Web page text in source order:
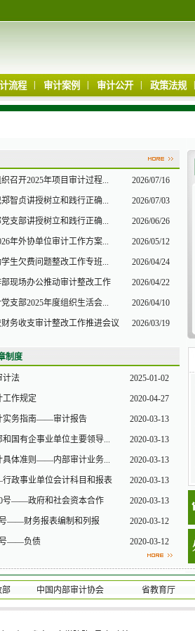
流程 审计案例 审计公开 政策法规
召开2025年项目审计过程... 2026/07/16
智贞讲授树立和践行正确... 2026/07/03
支部讲授树立和践行正确... 2026/06/26
年外协单位审计工作方案... 2026/05/12
生欠费问题整改工作专班... 2026/04/24
现场办公推动审计整改工作 2026/04/22
支部2025年度组织生活会... 2026/04/10
务收支审计整改工作推进会议 2026/03/19
制度
计法 2025-01-02
工作规定 2020-04-27
实务指南——审计报告 2020-03-13
国有企事业单位主要领导... 2020-03-13
具体准则——内部审计业务... 2020-03-13
政事业单位会计科目和报表 2020-03-13
号——政府和社会资本合作 2020-03-13
——财务报表编制和列报 2020-03-12
号——负债 2020-03-12
部 中国内部审计协会 省教育厅